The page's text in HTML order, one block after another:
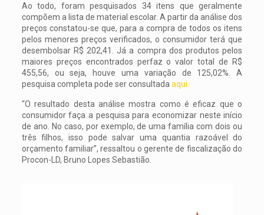
Ao todo, foram pesquisados 34 itens que geralmente
compõem a lista de material escolar. A partir da análise dos
preços constatou-se que, para a compra de todos os itens
pelos menores preços verificados, o consumidor terá que
desembolsar R$ 202,41. Já a compra dos produtos pelos
maiores preços encontrados perfaz o valor total de R$
455,56, ou seja, houve uma variação de 125,02%. A
pesquisa completa pode ser consultada aqui.
“O resultado desta análise mostra como é eficaz que o
consumidor faça a pesquisa para economizar neste início
de ano. No caso, por exemplo, de uma família com dois ou
três filhos, isso pode salvar uma quantia razoável do
orçamento familiar”, ressaltou o gerente de fiscalização do
Procon-LD, Bruno Lopes Sebastião.